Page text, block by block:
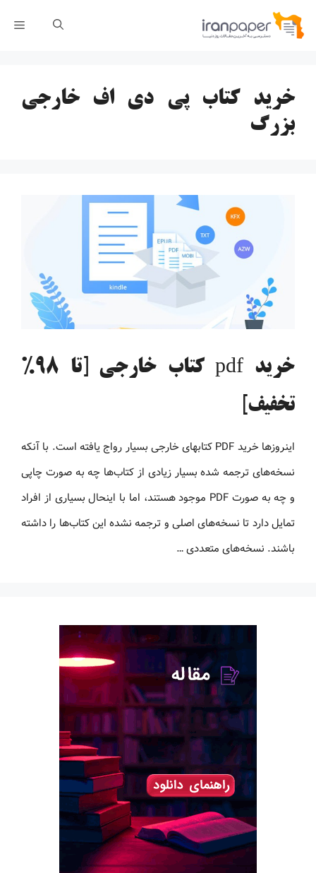
پرش
خرید کتاب پی دی اف خارجی
بزرگ
خرید pdf کتاب خارجی [تا 98%
تخفیف]
اینروزها خرید PDF کتاب‎های خارجی بسیار رواج یافته است. با آنکه
نسخه‌های ترجمه شده بسیار زیادی از کتاب‌ها چه به صورت چاپی
و چه به صورت PDF موجود هستند، اما با اینحال بسیاری از افراد
تمایل دارد تا نسخه‌های اصلی و ترجمه نشده این کتاب‌ها را داشته
باشند. نسخه‌های متعددی …